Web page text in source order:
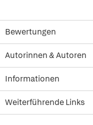
Bewertungen
Autorinnen & Autoren
Informationen
Weiterführende Links